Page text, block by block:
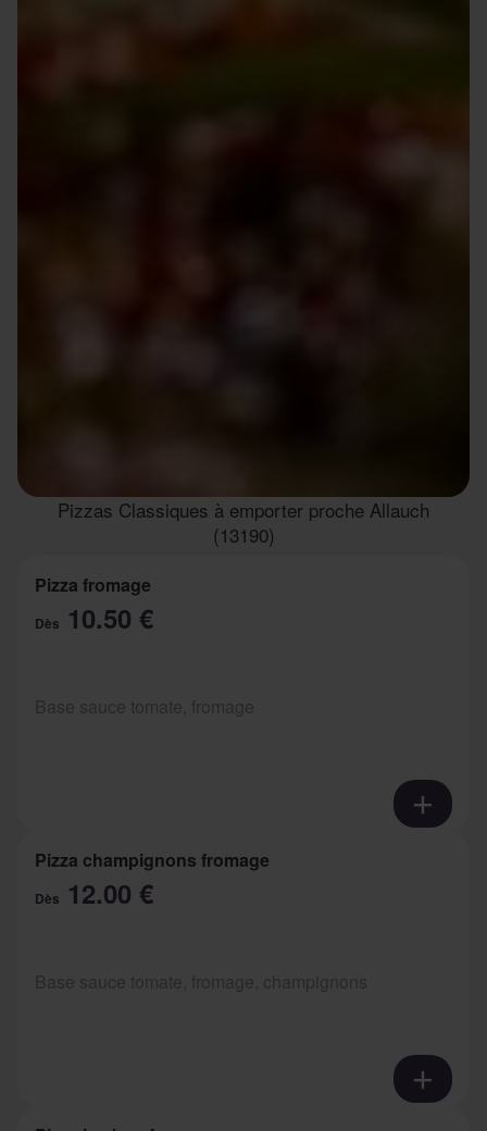
Pizzas Classiques à emporter proche Allauch
(13190)
Pizza fromage
Dès 10.50 €
Pizza champignons fromage
Dès 12.00 €